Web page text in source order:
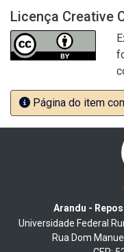
Licença Creative
Página do item
Arandu -
Universidade Federal
Rua Dom